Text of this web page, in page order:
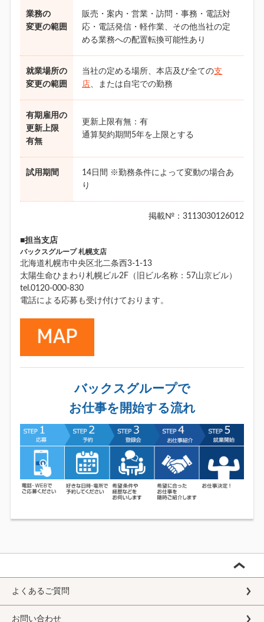
業務の
変更の範囲
販売・案内・営業・訪問・事務・電話対
応・電話発信・軽作業、その他当社の定
める業務への配置転換可能性あり
就業場所の
変更の範囲
当社の定める場所、本店及び全ての支
店、または自宅での勤務
有期雇用の
更新上限
有無
更新上限有無：有
通算契約期間5年を上限とする
試用期間
14日間 ※勤務条件によって変動の場合あ
り
掲載№：3113030126012
■担当支店
バックスグループ 札幌支店
北海道札幌市中央区北二条西3-1-13
太陽生命ひまわり札幌ビル2F（旧ビル名称：57山京ビル）
tel.0120-000-830
電話による応募も受け付けております。
バックスグループで
お仕事を開始する流れ
よくあるご質問
お問い合わせ